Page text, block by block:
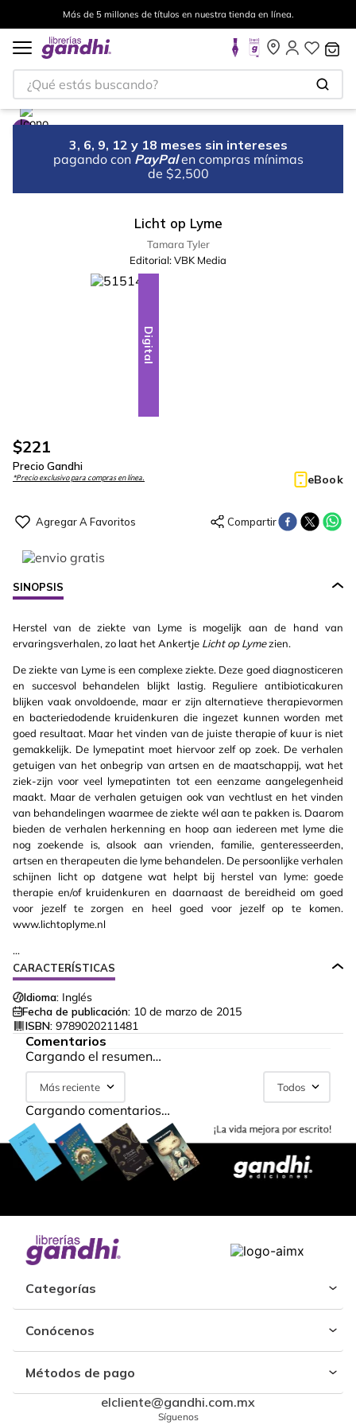
Más de 5 millones de títulos en nuestra tienda en línea.
¿Qué estás buscando?
3, 6, 9, 12 y 18 meses sin intereses
pagando con PayPal en compras mínimas
de $2,500
Licht op Lyme
Tamara Tyler
Editorial:VBK Media
Digital
$221
Precio Gandhi
*Precio exclusivo para compras en línea. eBook
SINOPSIS
Herstel van de ziekte van Lyme is mogelijk aan de hand van
ervaringsverhalen, zo laat het Ankertje Licht op Lymezien.
De ziekte van Lyme is een complexe ziekte. Deze goed diagnosticeren
en succesvol behandelen blijkt lastig. Reguliere antibioticakuren
blijken vaak onvoldoende, maar er zijn alternatieve therapievormen
en bacteriedodende kruidenkuren die ingezet kunnen worden met
goed resultaat. Maar het vinden van de juiste therapie of kuur is niet
gemakkelijk. De lymepatint moet hiervoor zelf op zoek. De verhalen
getuigen van het onbegrip van artsen en de maatschappij, wat het
ziek-zijn voor veel lymepatinten tot een eenzame aangelegenheid
maakt. Maar de verhalen getuigen ook van vechtlust en het vinden
van behandelingen waarmee de ziekte wél aan te pakken is. Daarom
bieden de verhalen herkenning en hoop aan iedereen met lyme die
nog zoekende is, alsook aan vrienden, familie, genteresseerden,
artsen en therapeuten die lyme behandelen. De persoonlijke verhalen
schijnen licht op datgene wat helpt bij herstel van lyme: goede
therapie en/of kruidenkuren en daarnaast de bereidheid om goed
voor jezelf te zorgen en heel goed voor jezelf op te komen.
www.lichtoplyme.nl
...
CARACTERÍSTICAS
Idioma: Inglés
Fecha de publicación: 10 de marzo de 2015
ISBN: 9789020211481
Comentarios
Cargando el resumen…
Más reciente Todos
Cargando comentarios…
Categorías
Conócenos
Métodos de pago
elcliente@gandhi.com.mx
Síguenos